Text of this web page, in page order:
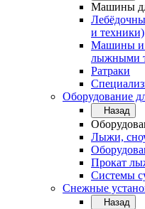
Машины
и техники)
Машины и
лыжными
Ратраки
Оборудование
Назад
Лыжи,
Прокат
Системы
Снежные
Назад